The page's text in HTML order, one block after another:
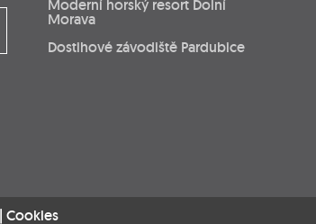
Moderní horský resort Dolní
Morava
Dostihové závodiště Pardubice
| Cookies